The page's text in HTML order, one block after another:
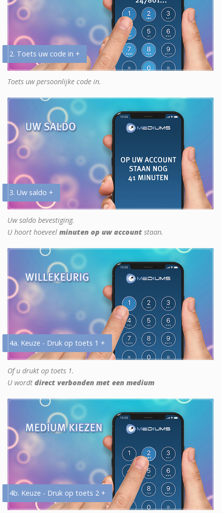
2. Toets uw code in +
Toets uw persoonlijke code in.
3. Uw saldo +
Uw saldo bevestiging.
U hoort hoeveel minuten op uw account staan.
4a. Keuze - Druk op toets 1 +
Of u drukt op toets 1.
U wordt direct verbonden met een medium
4b. Keuze - Druk op toets 2 +